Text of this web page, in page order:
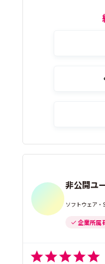
非公開ユ
ソフトウェア・
企業所属